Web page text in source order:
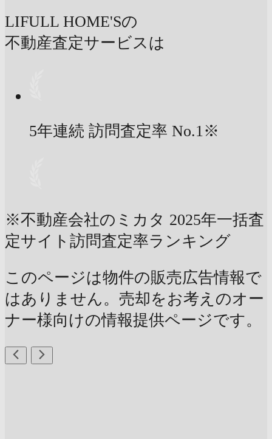
LIFULL HOME'Sの
不動産査定サービスは
5年連続 訪問査定率 No.1※
※不動産会社のミカタ 2025年一括査
定サイト訪問査定率ランキング
このページは物件の販売広告情報で
はありません。売却をお考えのオー
ナー様向けの情報提供ページです。